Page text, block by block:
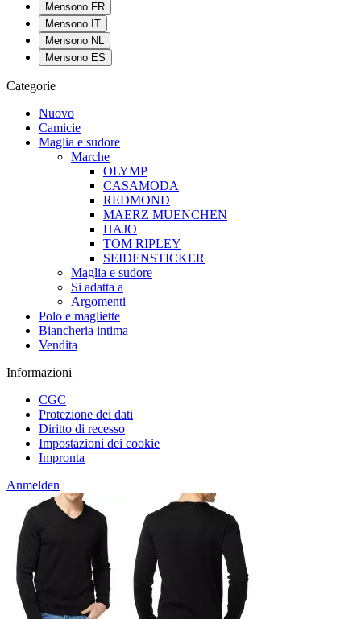
Mensono FR
Mensono IT
Mensono NL
Mensono ES
Categorie
Nuovo
Camicie
Maglia e sudore
Marche
OLYMP
CASAMODA
REDMOND
MAERZ MUENCHEN
HAJO
TOM RIPLEY
SEIDENSTICKER
Maglia e sudore
Si adatta a
Argomenti
Polo e magliette
Biancheria intima
Vendita
Informazioni
CGC
Protezione dei dati
Diritto di recesso
Impostazioni dei cookie
Impronta
Anmelden